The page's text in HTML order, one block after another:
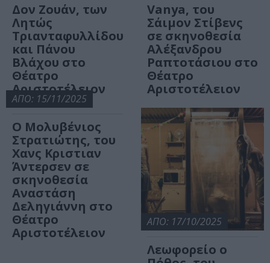
Δον Ζουάν, των
Λητώς
Τριανταφυλλίδου
και Πάνου
Βλάχου στο
Θέατρο
Αριστοτέλειον
Vanya, του
Σάιμον Στίβενς
σε σκηνοθεσία
Αλέξανδρου
Ραπτοτάσιου στο
Θέατρο
Αριστοτέλειον
ΑΠΟ: 15/11/2025
Ο Μολυβένιος
Στρατιώτης, του
Χανς Κριστιαν
Άντερσεν σε
σκηνοθεσία
Αναστάση
Δεληγιάννη στο
Θέατρο
Αριστοτέλειον
ΑΠΟ: 17/10/2025
Λεωφορείο ο